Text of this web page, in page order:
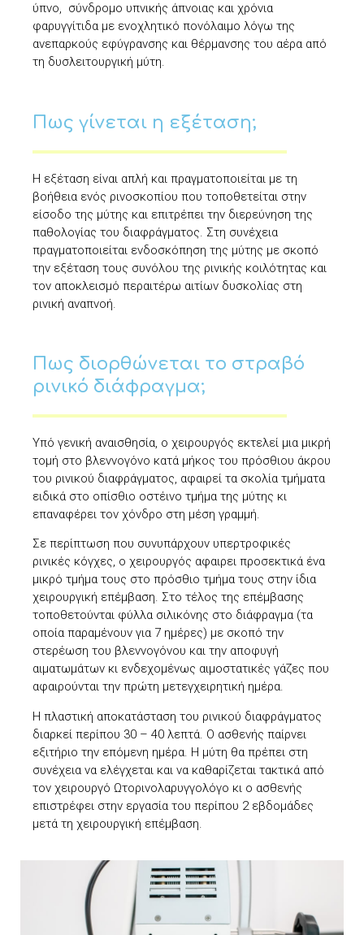
ύπνο, σύνδρομο υπνικής άπνοιας και χρόνια
φαρυγγίτιδα με ενοχλητικό πονόλαιμο λόγω της
ανεπαρκούς εφύγρανσης και θέρμανσης του αέρα από
τη δυσλειτουργική μύτη.
Πως γίνεται η εξέταση;
Η εξέταση είναι απλή και πραγματοποιείται με τη
βοήθεια ενός ρινοσκοπίου που τοποθετείται στην
είσοδο της μύτης και επιτρέπει την διερεύνηση της
παθολογίας του διαφράγματος. Στη συνέχεια
πραγματοποιείται ενδοσκόπηση της μύτης με σκοπό
την εξέταση τους συνόλου της ρινικής κοιλότητας και
τον αποκλεισμό περαιτέρω αιτίων δυσκολίας στη
ρινική αναπνοή.
Πως διορθώνεται το στραβό
ρινικό διάφραγμα;
Υπό γενική αναισθησία, ο χειρουργός εκτελεί μια μικρή
τομή στο βλεννογόνο κατά μήκος του πρόσθιου άκρου
του ρινικού διαφράγματος, αφαιρεί τα σκολία τμήματα
ειδικά στο οπίσθιο οστέινο τμήμα της μύτης κι
επαναφέρει τον χόνδρο στη μέση γραμμή.
Σε περίπτωση που συνυπάρχουν υπερτροφικές
ρινικές κόγχες, ο χειρουργός αφαιρει προσεκτικά ένα
μικρό τμήμα τους στο πρόσθιο τμήμα τους στην ίδια
χειρουργική επέμβαση. Στο τέλος της επέμβασης
τοποθετούνται φύλλα σιλικόνης στο διάφραγμα (τα
οποία παραμένουν για 7 ημέρες) με σκοπό την
στερέωση του βλεννογόνου και την αποφυγή
αιματωμάτων κι ενδεχομένως αιμοστατικές γάζες που
αφαιρούνται την πρώτη μετεγχειρητική ημέρα.
Η πλαστική αποκατάσταση του ρινικού διαφράγματος
διαρκεί περίπου 30 – 40 λεπτά. Ο ασθενής παίρνει
εξιτήριο την επόμενη ημέρα. Η μύτη θα πρέπει στη
συνέχεια να ελέγχεται και να καθαρίζεται τακτικά από
τον χειρουργό Ωτορινολαρυγγολόγο κι ο ασθενής
επιστρέφει στην εργασία του περίπου 2 εβδομάδες
μετά τη χειρουργική επέμβαση.